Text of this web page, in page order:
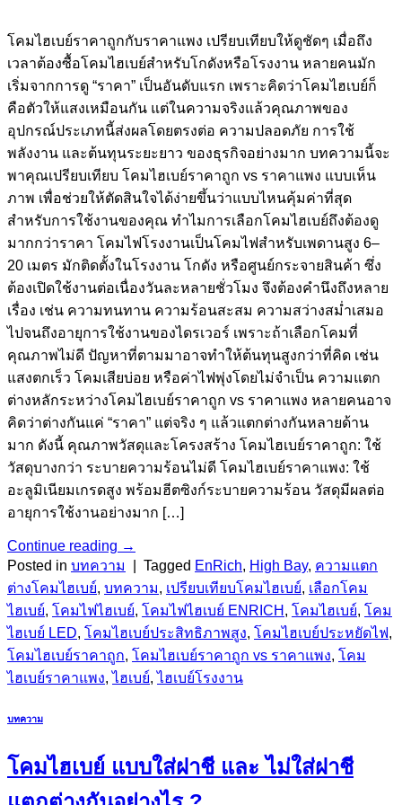
โคมไฮเบย์ราคาถูกกับราคาแพง เปรียบเทียบให้ดูชัดๆ เมื่อถึง
เวลาต้องซื้อโคมไฮเบย์สำหรับโกดังหรือโรงงาน หลายคนมัก
เริ่มจากการดู “ราคา” เป็นอันดับแรก เพราะคิดว่าโคมไฮเบย์ก็
คือตัวให้แสงเหมือนกัน แต่ในความจริงแล้วคุณภาพของ
อุปกรณ์ประเภทนี้ส่งผลโดยตรงต่อ ความปลอดภัย การใช้
พลังงาน และต้นทุนระยะยาว ของธุรกิจอย่างมาก บทความนี้จะ
พาคุณเปรียบเทียบ โคมไฮเบย์ราคาถูก vs ราคาแพง แบบเห็น
ภาพ เพื่อช่วยให้ตัดสินใจได้ง่ายขึ้นว่าแบบไหนคุ้มค่าที่สุด
สำหรับการใช้งานของคุณ ทำไมการเลือกโคมไฮเบย์ถึงต้องดู
มากกว่าราคา โคมไฟโรงงานเป็นโคมไฟสำหรับเพดานสูง 6–
20 เมตร มักติดตั้งในโรงงาน โกดัง หรือศูนย์กระจายสินค้า ซึ่ง
ต้องเปิดใช้งานต่อเนื่องวันละหลายชั่วโมง จึงต้องคำนึงถึงหลาย
เรื่อง เช่น ความทนทาน ความร้อนสะสม ความสว่างสม่ำเสมอ
ไปจนถึงอายุการใช้งานของไดรเวอร์ เพราะถ้าเลือกโคมที่
คุณภาพไม่ดี ปัญหาที่ตามมาอาจทำให้ต้นทุนสูงกว่าที่คิด เช่น
แสงตกเร็ว โคมเสียบ่อย หรือค่าไฟพุ่งโดยไม่จำเป็น ความแตก
ต่างหลักระหว่างโคมไฮเบย์ราคาถูก vs ราคาแพง หลายคนอาจ
คิดว่าต่างกันแค่ “ราคา” แต่จริง ๆ แล้วแตกต่างกันหลายด้าน
มาก ดังนี้ คุณภาพวัสดุและโครงสร้าง โคมไฮเบย์ราคาถูก: ใช้
วัสดุบางกว่า ระบายความร้อนไม่ดี โคมไฮเบย์ราคาแพง: ใช้
อะลูมิเนียมเกรดสูง พร้อมฮีตซิงก์ระบายความร้อน วัสดุมีผลต่อ
อายุการใช้งานอย่างมาก […]
Continue reading →
Posted in บทความ Tagged EnRich, High Bay, ความแตก
ต่างโคมไฮเบย์, บทความ, เปรียบเทียบโคมไฮเบย์, เลือกโคม
ไฮเบย์, โคมไฟไฮเบย์, โคมไฟไฮเบย์ ENRICH , โคมไฮเบย์, โคม
ไฮเบย์ LED, โคมไฮเบย์ประสิทธิภาพสูง, โคมไฮเบย์ประหยัดไฟ,
โคมไฮเบย์ราคาถูก, โคมไฮเบย์ราคาถูก vs ราคาแพง, โคม
ไฮเบย์ราคาแพง,ไฮเบย์,ไฮเบย์โรงงาน
บทความ
โคมไฮเบย์ แบบใส่ฝาชี และ ไม่ใส่ฝาชี